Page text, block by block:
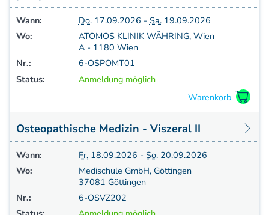
Wann: Do.17.09.2026 - Sa.19.09.2026
Wo:
ATOMOS KLINIK WÄHRING, Wien
A - 1180 Wien
Nr.:
6-OSPOMT01
Status:
Anmeldung möglich
Osteopathische Medizin - Viszeral II
Wann: Fr.18.09.2026 - So.20.09.2026
Wo:
Medischule GmbH, Göttingen
37081 Göttingen
Nr.:
6-OSVZ202